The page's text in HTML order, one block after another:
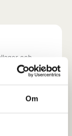
Om
och
varan är